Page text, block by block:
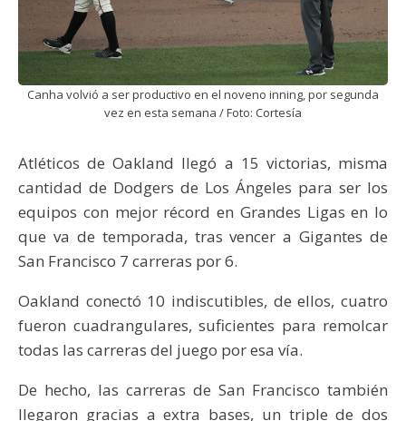
Canha volvió a ser productivo en el noveno inning, por segunda
vez en esta semana / Foto: Cortesía
Atléticos de Oakland llegó a 15 victorias, misma
cantidad de Dodgers de Los Ángeles para ser los
equipos con mejor récord en Grandes Ligas en lo
que va de temporada, tras vencer a Gigantes de
San Francisco 7 carreras por 6.
Oakland conectó 10 indiscutibles, de ellos, cuatro
fueron cuadrangulares, suficientes para remolcar
todas las carreras del juego por esa vía.
De hecho, las carreras de San Francisco también
llegaron gracias a extra bases, un triple de dos